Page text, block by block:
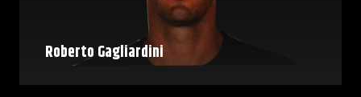
Roberto Gagliardini